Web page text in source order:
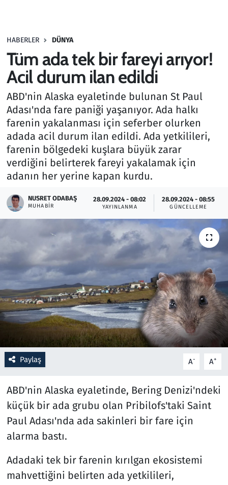
HABERLER DÜNYA
Tüm ada tek bir fareyi arıyor!
Acil durum ilan edildi
ABD'nin Alaska eyaletinde bulunan St Paul
Adası'nda fare paniği yaşanıyor. Ada halkı
farenin yakalanması için seferber olurken
adada acil durum ilan edildi. Ada yetkilileri,
farenin bölgedeki kuşlara büyük zarar
verdiğini belirterek fareyi yakalamak için
adanın her yerine kapan kurdu.
NUSRET ODABAŞ
MUHABIR
28.09.2024 - 08:02
YAYINLANMA
28.09.2024 - 08:55
GÜNCELLEME
Paylaş A- A+
ABD'nin Alaska​ eyaletinde, Bering Denizi'ndeki
küçük bir ada grubu olan Pribilofs'taki Saint
Paul Adası'nda ada sakinleri bir fare​ için
alarma bastı.
Adadaki tek bir farenin kırılgan ekosistemi
mahvettiğini belirten ada yetkilileri,
Haber
Kültür Sanat
Kurumsal Haberler
Lezzet Durağı
Memur ve Kamu
Otomobil
Oyun
Resmi İlanlar
Rüya Tabirleri
Sağlık
Savunma Sanayi
Seçim 2023
Teknoloji ve Bilim
Televizyon